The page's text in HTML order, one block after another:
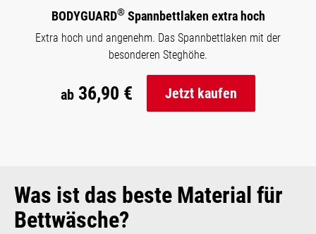
BODYGUARD®Spannbettlaken extra hoch
Extra hoch und angenehm. Das Spannbettlaken mit der
besonderen Steghöhe.
ab 36,90 € Jetzt kaufen
Was ist das beste Material für
Bettwäsche?